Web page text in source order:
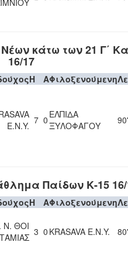
κάτω των 21 Γ΄
16/17
H AΦιλοξενούμενη
Ε.Ν.Y. 7 0 ΕΛΠΙΔΑ
ΞΥΛΟΦΑΓΟΥ
90'
Παίδων Κ-15 16/
H AΦιλοξενούμενη
Ν. ΘΟΙ 3 0 KRASAVA Ε.Ν.Y. 80'